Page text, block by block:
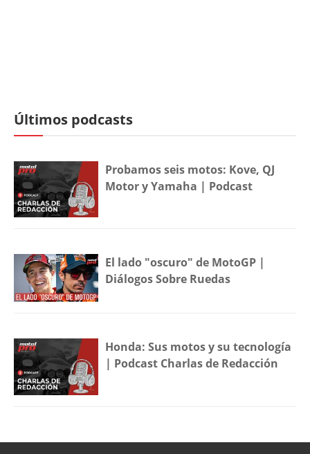
Últimos podcasts
Probamos seis motos: Kove, QJ
Motor y Yamaha | Podcast
El lado "oscuro" de MotoGP |
Diálogos Sobre Ruedas
Honda: Sus motos y su tecnología
| Podcast Charlas de Redacción